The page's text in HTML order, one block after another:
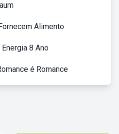
Alimento
8 Ano
é Romance